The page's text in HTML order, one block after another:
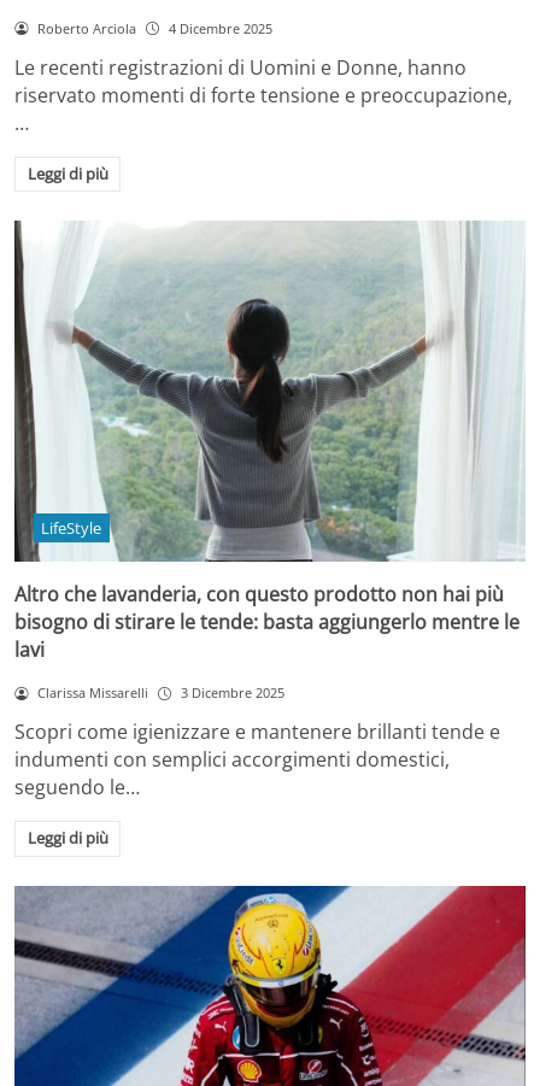
Roberto Arciola 4 Dicembre 2025
Le recenti registrazioni di Uomini e Donne, hanno
riservato momenti di forte tensione e preoccupazione,
…
Leggi di più
LifeStyle
Altro che lavanderia, con questo prodotto non hai più
bisogno di stirare le tende: basta aggiungerlo mentre le
lavi
Clarissa Missarelli 3 Dicembre 2025
Scopri come igienizzare e mantenere brillanti tende e
indumenti con semplici accorgimenti domestici,
seguendo le…
Leggi di più